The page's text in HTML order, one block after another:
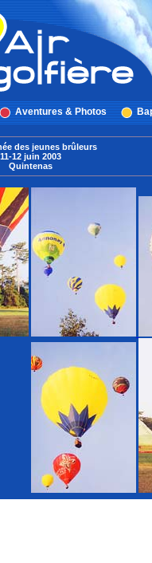
Aventures & Photos
des jeunes brûleurs
11-12 juin 2003
Quintenas